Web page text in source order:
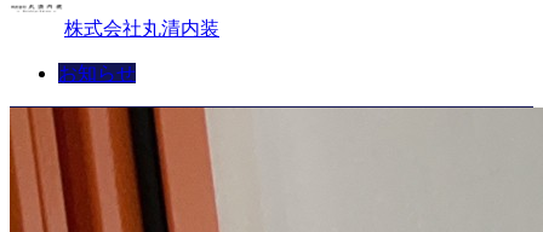
株式会社丸清内装
お知らせ